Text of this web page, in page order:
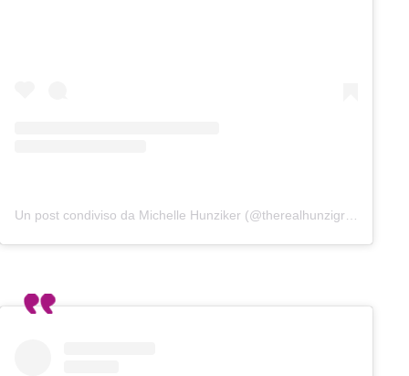
Un post condiviso da Michelle Hunziker (@therealhunzigram)